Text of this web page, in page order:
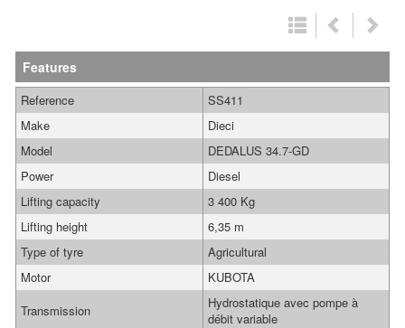
Features
Reference
SS411
Make
Dieci
Model
DEDALUS 34.7-GD
Power
Diesel
Lifting capacity
3 400 Kg
Lifting height
6,35 m
Type of tyre
Agricultural
Motor
KUBOTA
Transmission
Hydrostatique avec pompe à
débit variable